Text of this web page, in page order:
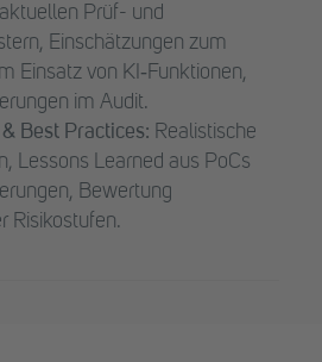
Prüf- und
Einschätzungen zum
Einsatz von KI‑Funktionen,
im Audit.
Best Practices: Realistische
Lessons Learned aus PoCs
Bewertung
Risikostufen.